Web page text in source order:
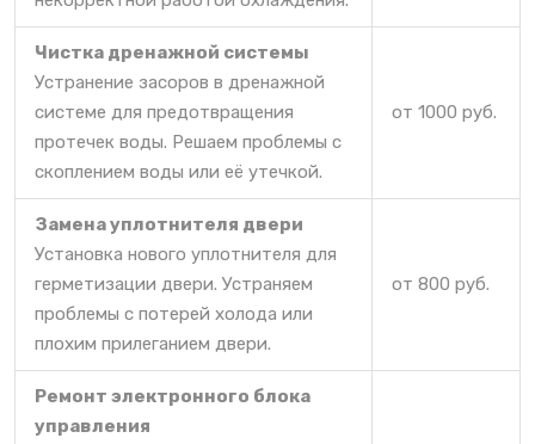
Чистка дренажной системы
Устранение засоров в дренажной
системе для предотвращения
протечек воды. Решаем проблемы с
скоплением воды или её утечкой.
от 1000 руб.
Замена уплотнителя двери
Установка нового уплотнителя для
герметизации двери. Устраняем
проблемы с потерей холода или
плохим прилеганием двери.
от 800 руб.
Ремонт электронного блока
управления